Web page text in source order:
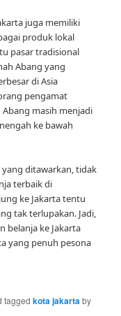
juga memiliki
produk lokal
pasar tradisional
Abang yang
di Asia
pengamat
masih menjadi
ke bawah
ditawarkan, tidak
terbaik di
ke Jakarta tentu
tak terlupakan. Jadi,
belanja ke Jakarta
yang penuh pesona
taggedkota jakartaby